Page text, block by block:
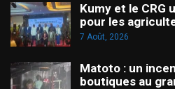
Kumy et le CRG
pour les
7 Août, 2026
Matoto : un
boutiques au